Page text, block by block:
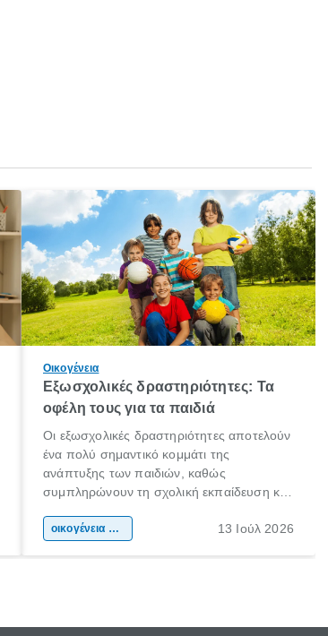
Οικογένεια
Εξωσχολικές δραστηριότητες: Τα
οφέλη τους για τα παιδιά
Οι εξωσχολικές δραστηριότητες αποτελούν
ένα πολύ σημαντικό κομμάτι της
ανάπτυξης των παιδιών, καθώς
συμπληρώνουν τη σχολική εκπαίδευση και
της προσωπικότητας, της κοινωνικότητας
οικογένεια & παιδί 13 Ιούλ 2026